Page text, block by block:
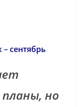
сентябрь
но